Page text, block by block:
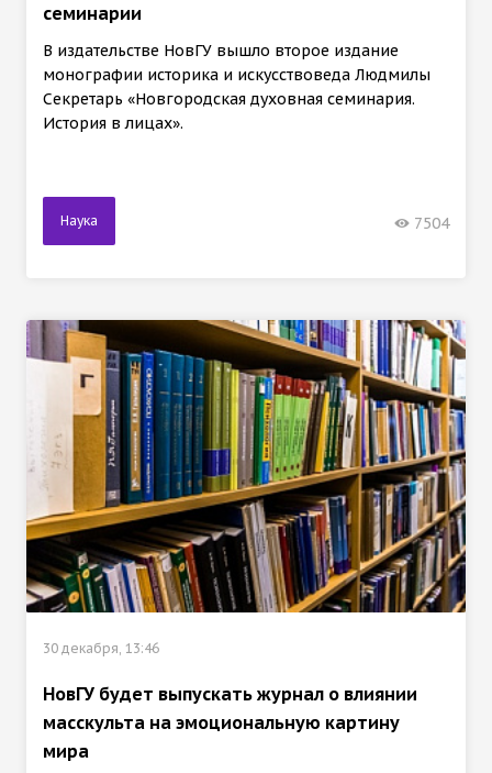
семинарии
В издательстве НовГУ вышло второе издание
монографии историка и искусствоведа Людмилы
Секретарь «Новгородская духовная семинария.
История в лицах».
Наука 7504
30 декабря, 13:46
НовГУ будет выпускать журнал о влиянии
масскульта на эмоциональную картину
мира